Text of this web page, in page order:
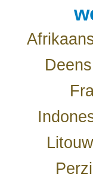
Deens